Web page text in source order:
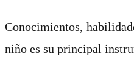
Conocimientos,
niño es su principal